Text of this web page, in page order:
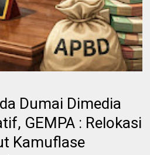
Dumai Dimedia
GEMPA : Relokasi
Kamuflase